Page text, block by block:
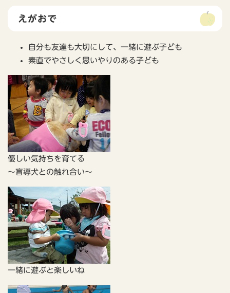
えがおで
自分も友達も大切にして、一緒に遊ぶ子ども
素直でやさしく思いやりのある子ども
優しい気持ちを育てる
～盲導犬との触れ合い～
一緒に遊ぶと楽しいね